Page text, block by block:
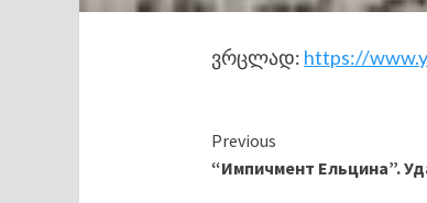
ვრცლად: https://
Continue
Reading
Previous
“Импичмент Ельцина”.